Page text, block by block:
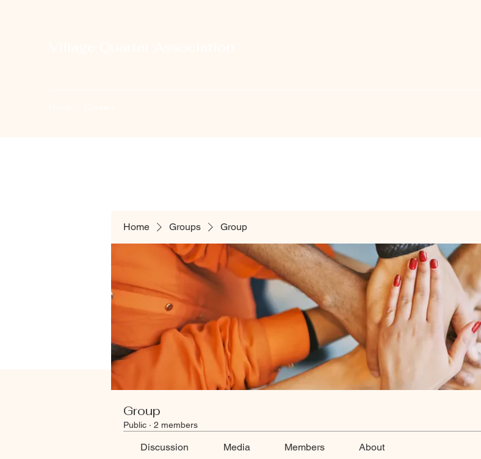
Home Groups Group
Group
Public · 2 members
Discussion Media Members About